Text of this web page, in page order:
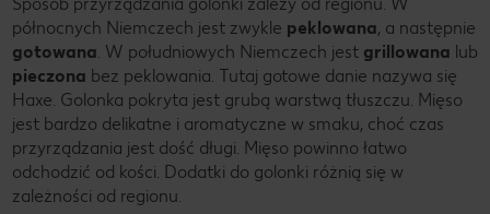
północnych Niemczech jest zwykle peklowana, a następnie
gotowana . W południowych Niemczech jest grillowana lub
pieczona bez peklowania. Tutaj gotowe danie nazywa się
Haxe. Golonka pokryta jest grubą warstwą tłuszczu. Mięso
jest bardzo delikatne i aromatyczne w smaku, choć czas
przyrządzania jest dość długi. Mięso powinno łatwo
odchodzić od kości. Dodatki do golonki różnią się w
zależności od regionu.